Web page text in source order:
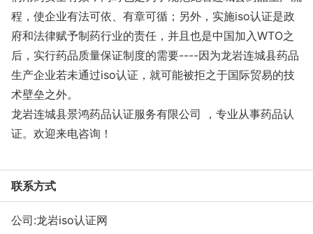
程，使企业有法可依、有章可循；另外，实施iso认证是政
府和法律赋予制药行业的责任，并且也是中国加入WTO之
后，实行药品质量保证制度的需要----因为龙岩连城县药品
生产企业若未通过iso认证，就可能被拒之于国际贸易的技
术壁垒之外。
龙岩连城县景鸿药品认证服务有限公司 ，专业从事药品认
证。欢迎来电咨询！
联系方式
公司:龙岩iso认证网